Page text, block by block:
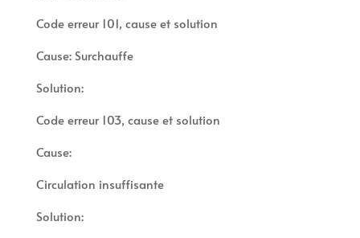
Code erreur 101, cause et solution
Cause: Surchauffe
Solution:
Code erreur 103, cause et solution
Cause:
Circulation insuffisante
Solution: